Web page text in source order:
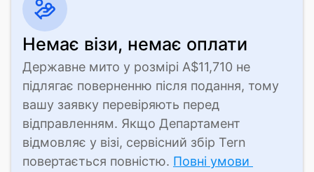
Немає візи, немає оплати
Державне мито у розмірі A$11,710 не
підлягає поверненню після подання, тому
вашу заявку перевіряють перед
відправленням. Якщо Департамент
відмовляє у візі, сервісний збір Tern
повертається повністю. Повні умови